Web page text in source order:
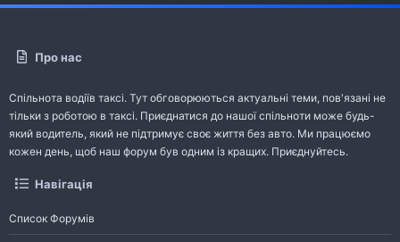
Про нас
Спільнота водіїв таксі. Тут обговорюються актуальні теми, пов'язані не
тільки з роботою в таксі. Приєднатися до нашої спільноти може будь-
який водитель, який не підтримує своє життя без авто. Ми працюємо
кожен день, щоб наш форум був одним із кращих. Приєднуйтесь.
Навігація
Список Форумів